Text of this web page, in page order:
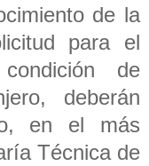
de la
para el
de
deberán
en el más
Técnica de